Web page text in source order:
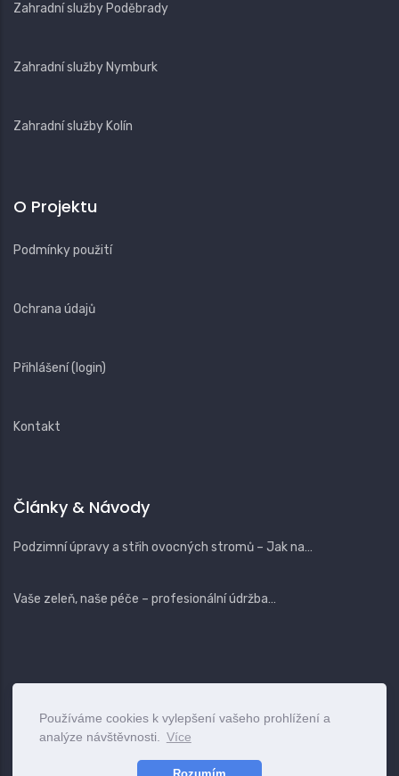
Používáme cookies k vylepšení vašeho prohlížení a
analýze návštěvnosti.
Více
Zahradní služby Poděbrady
Zahradní služby Nymburk
Zahradní služby Kolín
O Projektu
Podmínky použití
Ochrana údajů
Přihlášení (login)
Kontakt
Články & Návody
Podzimní úpravy a střih ovocných stromů – Jak na…
Vaše zeleň, naše péče – profesionální údržba…
Login | Terms Privacy Contact
© 2025www.vszahrady.cz